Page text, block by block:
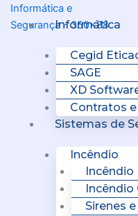
Informática
Cegid
SAGE
XD
Contratos
Sistemas de
Incêndio
Incêndio
Incêndio
Sirenes
Menu